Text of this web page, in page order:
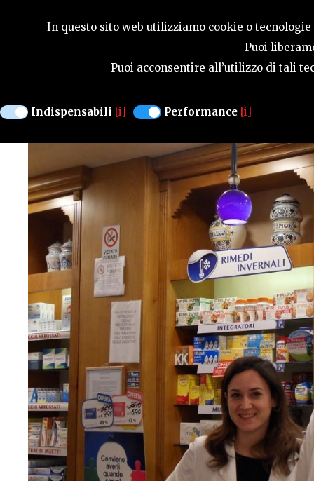
In questo sito web utilizziamo cookie o
Puoi
Puoi acconsentire all’utilizzo di tali
Indispensabili [i] Performance [i]
GUIDA